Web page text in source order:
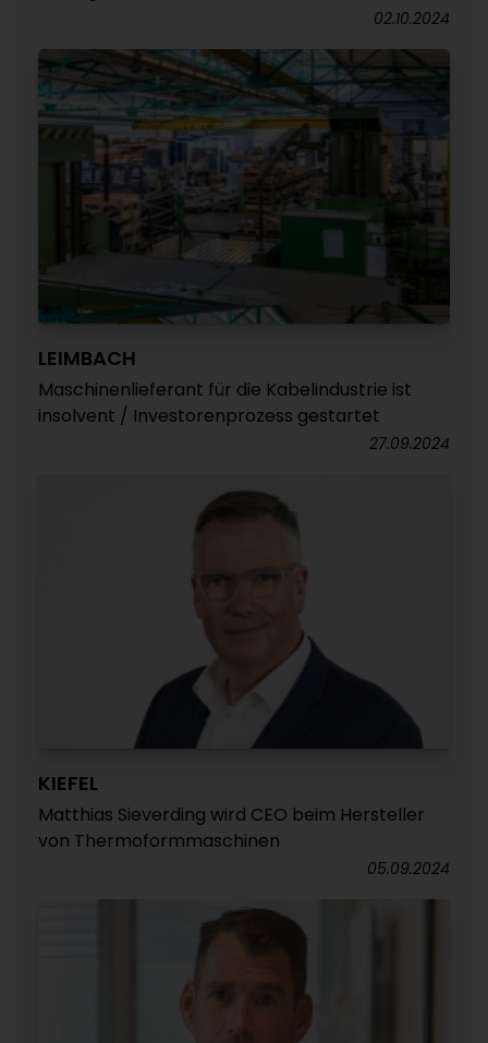
02.10.2024
LEIMBACH
Maschinenlieferant für die Kabelindustrie ist
insolvent / Investorenprozess gestartet
27.09.2024
KIEFEL
Matthias Sieverding wird CEO beim Hersteller
von Thermoformmaschinen
05.09.2024